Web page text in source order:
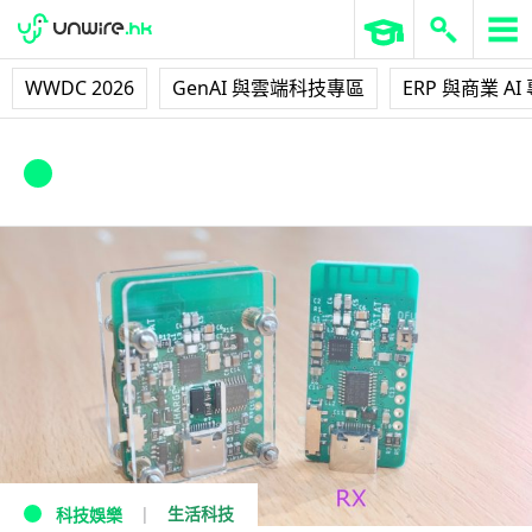
WWDC 2026 GenAI 與雲端科技專區 ERP 與商業 AI
Hide-My-Windows Laser Tripwire
科技娛樂 生活科技